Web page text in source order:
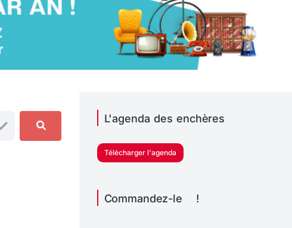
L'agenda des enchères
Télécharger l'agenda
Commandez-le !